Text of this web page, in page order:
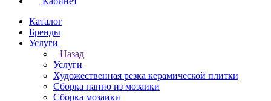
Каталог
Бренды
Услуги
Назад
Услуги
Художественная резка керамической плитки
Сборка панно из мозаики
Сборка мозаики